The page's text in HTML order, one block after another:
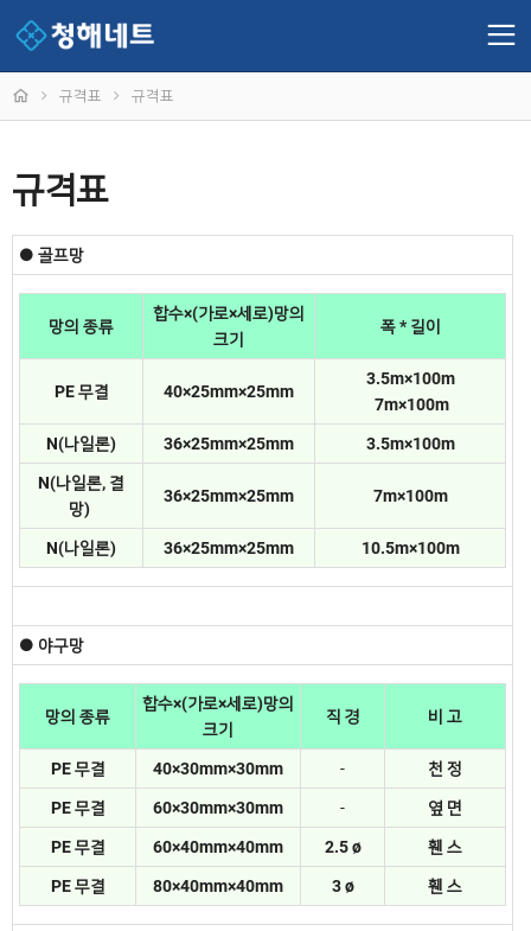
규격표 규격표
규격표
● 골프망
망의 종류
합수×(가로×세로)망의
크기
폭 * 길이
PE 무결 40×25mm×25mm
3.5m×100m
7m×100m
N(나일론) 36×25mm×25mm 3.5m×100m
N(나일론, 결
망)
36×25mm×25mm 7m×100m
N(나일론) 36×25mm×25mm 10.5m×100m
● 야구망
망의 종류
합수×(가로×세로)망의
크기
직 경 비 고
PE 무결 40×30mm×30mm - 천 정
PE 무결 60×30mm×30mm - 옆 면
PE 무결 60×40mm×40mm 2.5 ø 휀 스
PE 무결 80×40mm×40mm 3 ø 휀 스